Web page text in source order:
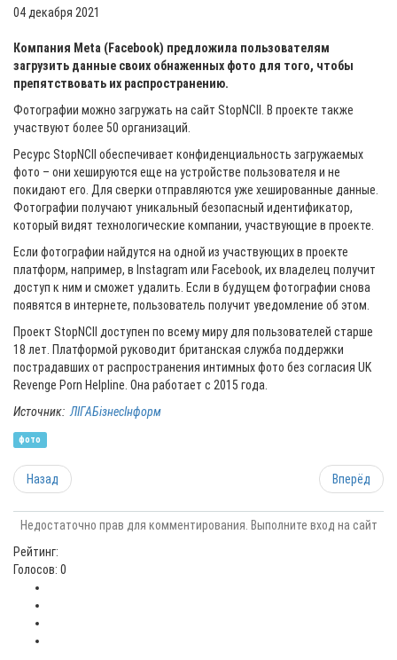
04 декабря 2021
Компания Meta (Facebook) предложила пользователям
загрузить данные своих обнаженных фото для того, чтобы
препятствовать их распространению.
Фотографии можно загружать на сайт StopNCII. В проекте также
участвуют более 50 организаций.
Ресурс StopNCII обеспечивает конфиденциальность загружаемых
фото – они хешируются еще на устройстве пользователя и не
покидают его. Для сверки отправляются уже хешированные данные.
Фотографии получают уникальный безопасный идентификатор,
который видят технологические компании, участвующие в проекте.
Если фотографии найдутся на одной из участвующих в проекте
платформ, например, в Instagram или Facebook, их владелец получит
доступ к ним и сможет удалить. Если в будущем фотографии снова
появятся в интернете, пользователь получит уведомление об этом.
Проект StopNCII доступен по всему миру для пользователей старше
18 лет. Платформой руководит британская служба поддержки
пострадавших от распространения интимных фото без согласия UK
Revenge Porn Helpline. Она работает с 2015 года.
Источник: ЛІГАБізнесІнформ
фото
Назад Вперёд
Недостаточно прав для комментирования. Выполните вход на сайт
Рейтинг:
Голосов: 0